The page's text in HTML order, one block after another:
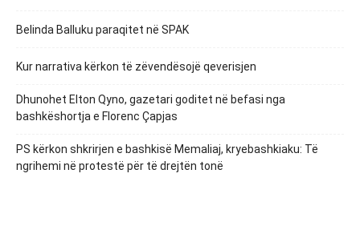
Belinda Balluku paraqitet në SPAK
Kur narrativa kërkon të zëvendësojë qeverisjen
Dhunohet Elton Qyno, gazetari goditet në befasi nga
bashkëshortja e Florenc Çapjas
PS kërkon shkrirjen e bashkisë Memaliaj, kryebashkiaku: Të
ngrihemi në protestë për të drejtën tonë